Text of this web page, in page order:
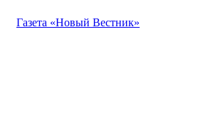
Газета «Новый Вестник»